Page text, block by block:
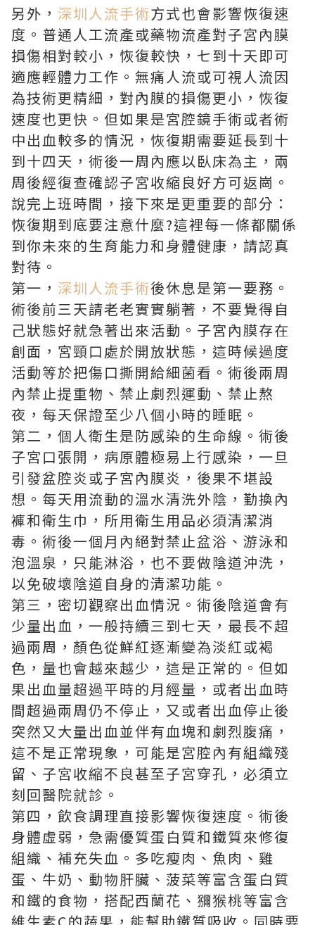
另外， 深圳人流手術方式也會影響恢復速
度。普通人工流產或藥物流產對子宮內膜
損傷相對較小，恢復較快，七到十天即可
適應輕體力工作。無痛人流或可視人流因
為技術更精細，對內膜的損傷更小，恢復
速度也更快。但如果是宮腔鏡手術或者術
中出血較多的情況，恢復期需要延長到十
到十四天，術後一周內應以臥床為主，兩
周後經復查確認子宮收縮良好方可返崗。
說完上班時間，接下來是更重要的部分：
恢復期到底要注意什麼?這裡每一條都關係
到你未來的生育能力和身體健康，請認真
對待。
第一， 深圳人流手術後休息是第一要務。
術後前三天請老老實實躺著，不要覺得自
己狀態好就急著出來活動。子宮內膜存在
創面，宮頸口處於開放狀態，這時候過度
活動等於把傷口撕開給細菌看。術後兩周
內禁止提重物、禁止劇烈運動、禁止熬
夜，每天保證至少八個小時的睡眠。
第二，個人衛生是防感染的生命線。術後
子宮口張開，病原體極易上行感染，一旦
引發盆腔炎或子宮內膜炎，後果不堪設
想。每天用流動的溫水清洗外陰，勤換內
褲和衛生巾，所用衛生用品必須清潔消
毒。術後一個月內絕對禁止盆浴、游泳和
泡溫泉，只能淋浴，也不要做陰道沖洗，
以免破壞陰道自身的清潔功能。
第三，密切觀察出血情況。術後陰道會有
少量出血，一般持續三到七天，最長不超
過兩周，顏色從鮮紅逐漸變為淡紅或褐
色，量也會越來越少，這是正常的。但如
果出血量超過平時的月經量，或者出血時
間超過兩周仍不停止，又或者出血停止後
突然又大量出血並伴有血塊和劇烈腹痛，
這不是正常現象，可能是宮腔內有組織殘
留、子宮收縮不良甚至子宮穿孔，必須立
刻回醫院就診。
第四，飲食調理直接影響恢復速度。術後
身體虛弱，急需優質蛋白質和鐵質來修復
組織、補充失血。多吃瘦肉、魚肉、雞
蛋、牛奶、動物肝臟、菠菜等富含蛋白質
和鐵的食物，搭配西蘭花、獼猴桃等富含